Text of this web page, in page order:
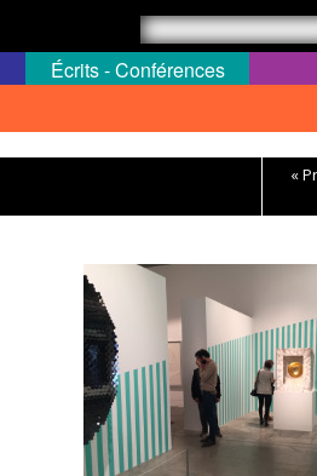
Écrits - Conférences
«